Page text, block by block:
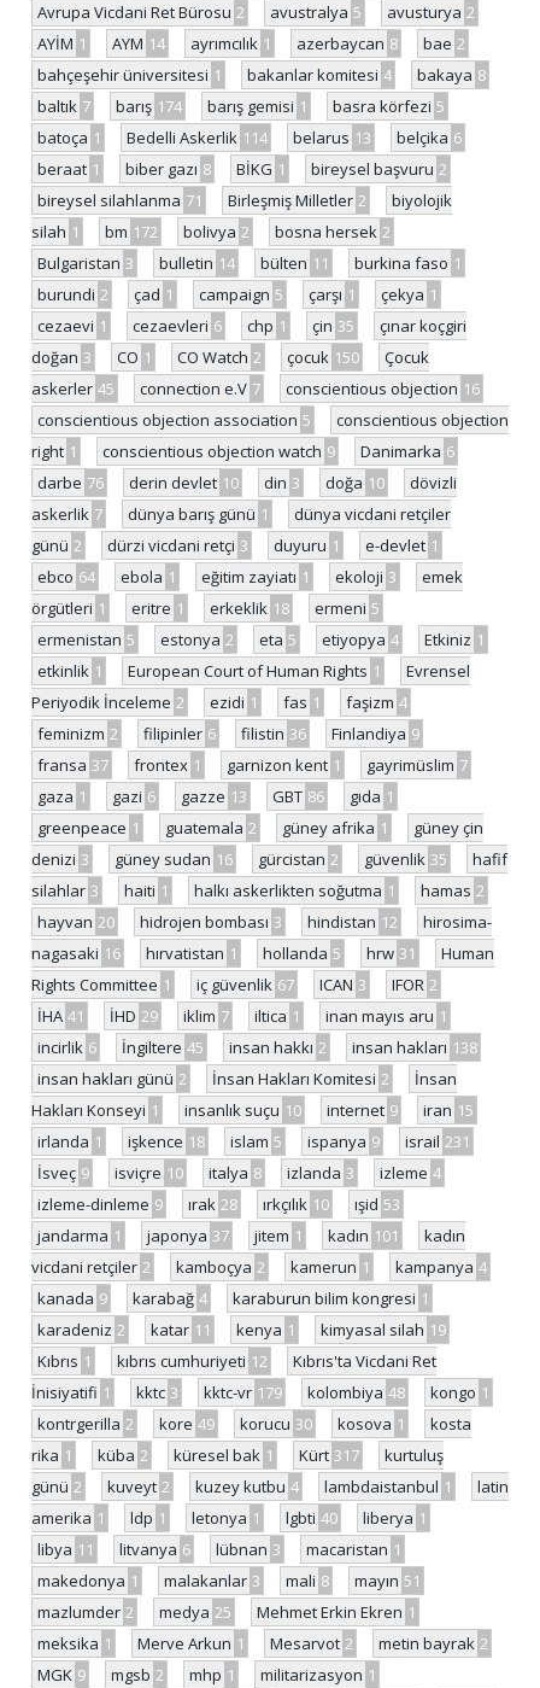
Avrupa Vicdani Ret Bürosu 2 avustralya 5 avusturya 2
AYİM 1 AYM 14 ayrımcılık 1 azerbaycan 8 bae 2
bahçeşehir üniversitesi 1 bakanlar komitesi 4 bakaya 8
baltık 7 barış 174 barış gemisi 1 basra körfezi 5
batoça 1 Bedelli Askerlik 114 belarus 13 belçika 6
beraat 1 biber gazı 8 BİKG 1 bireysel başvuru 2
bireysel silahlanma 71 Birleşmiş Milletler 2
biyolojik
silah 1 bm 172 bolivya 2 bosna hersek 2
Bulgaristan 3 bulletin 14 bülten 11 burkina faso 1
burundi 2 çad 1 campaign 5 çarşı 1 çekya 1
cezaevi 1 cezaevleri 6 chp 1 çin 35
çınar koçgiri
doğan 3 CO 1 CO Watch 2 çocuk 150
Çocuk
askerler 45 connection e.V 7 conscientious objection 16
conscientious objection association 5
conscientious objection
right 1 conscientious objection watch 9 Danimarka 6
darbe 76 derin devlet 10 din 3 doğa 10
dövizli
askerlik 7 dünya barış günü 1
dünya vicdani retçiler
günü 2 dürzi vicdani retçi 3 duyuru 1 e-devlet 1
ebco 64 ebola 1 eğitim zayiatı 1 ekoloji 3
emek
örgütleri 1 eritre 1 erkeklik 18 ermeni 5
ermenistan 5 estonya 2 eta 5 etiyopya 4 Etkiniz 1
etkinlik 1 European Court of Human Rights 1
Evrensel
Periyodik İnceleme 2 ezidi 1 fas 1 faşizm 4
feminizm 2 filipinler 6 filistin 36 Finlandiya 9
fransa 37 frontex 1 garnizon kent 1 gayrimüslim 7
gaza 1 gazi 6 gazze 13 GBT 86 gıda 1
greenpeace 1 guatemala 2 güney afrika 1
güney çin
denizi 3 güney sudan 16 gürcistan 2 güvenlik 35
hafif
silahlar 3 haiti 1 halkı askerlikten soğutma 1 hamas 2
hayvan 20 hidrojen bombası 3 hindistan 12
hirosima-
nagasaki 16 hırvatistan 1 hollanda 5 hrw 31
Human
Rights Committee 1 iç güvenlik 67 ICAN 3 IFOR 2
İHA 41 İHD 29 iklim 7 iltica 1 inan mayıs aru 1
incirlik 6 İngiltere 45 insan hakkı 2 insan hakları 138
insan hakları günü 2 İnsan Hakları Komitesi 2
İnsan
Hakları Konseyi 1 insanlık suçu 10 internet 9 iran 15
irlanda 1 işkence 18 islam 5 ispanya 9 israil 231
İsveç 9 isviçre 10 italya 8 izlanda 3 izleme 4
izleme-dinleme 9 ırak 28 ırkçılık 10 ışid 53
jandarma 1 japonya 37 jitem 1 kadın 101
kadın
vicdani retçiler 2 kamboçya 2 kamerun 1 kampanya 4
kanada 9 karabağ 4 karaburun bilim kongresi 1
karadeniz 2 katar 11 kenya 1 kimyasal silah 19
Kıbrıs 1 kıbrıs cumhuriyeti 12
Kıbrıs'ta Vicdani Ret
İnisiyatifi 1 kktc 3 kktc-vr 179 kolombiya 48 kongo 1
kontrgerilla 2 kore 49 korucu 30 kosova 1
kosta
rika 1 küba 2 küresel bak 1 Kürt 317
kurtuluş
günü 2 kuveyt 2 kuzey kutbu 4 lambdaistanbul 1
latin
amerika 1 ldp 1 letonya 1 lgbti 40 liberya 1
libya 11 litvanya 6 lübnan 3 macaristan 1
makedonya 1 malakanlar 3 mali 8 mayın 51
mazlumder 2 medya 25 Mehmet Erkin Ekren 1
meksika 1 Merve Arkun 1 Mesarvot 2 metin bayrak 2
MGK 9 mgsb 2 mhp 1 militarizasyon 1